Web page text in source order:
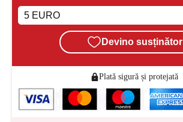
Devino susținător
Plată sigură și protejată